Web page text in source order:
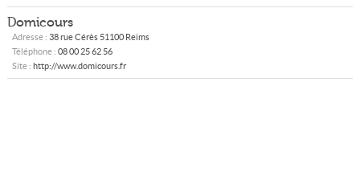
Domicours
Adresse : 38 rue Cérès 51100 Reims
Téléphone : 08 00 25 62 56
Site : http://www.domicours.fr